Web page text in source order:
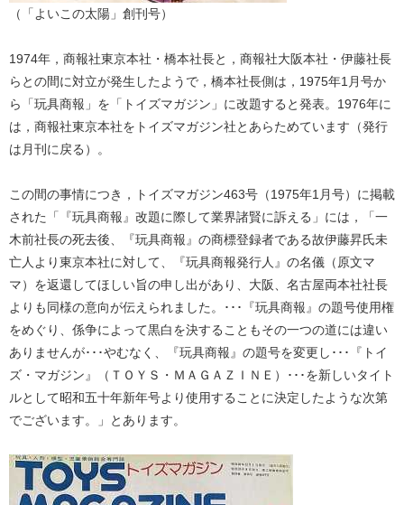
（「よいこの太陽」創刊号）
1974年，商報社東京本社・橋本社長と，商報社大阪本社・伊藤社長
らとの間に対立が発生したようで，橋本社長側は，1975年1月号か
ら「玩具商報」を「トイズマガジン」に改題すると発表。1976年に
は，商報社東京本社をトイズマガジン社とあらためています（発行
は月刊に戻る）。
この間の事情につき，トイズマガジン463号（1975年1月号）に掲載
された「『玩具商報』改題に際して業界諸賢に訴える」には，「一
木前社長の死去後、『玩具商報』の商標登録者である故伊藤昇氏未
亡人より東京本社に対して、『玩具商報発行人』の名儀（原文マ
マ）を返還してほしい旨の申し出があり、大阪、名古屋両本社社長
よりも同様の意向が伝えられました。･･･『玩具商報』の題号使用権
をめぐり、係争によって黒白を決することもその一つの道には違い
ありませんが･･･やむなく、『玩具商報』の題号を変更し･･･『トイ
ズ・マガジン』（ＴＯＹＳ・ＭＡＧＡＺＩＮＥ）･･･を新しいタイト
ルとして昭和五十年新年号より使用することに決定したような次第
でございます。」とあります。